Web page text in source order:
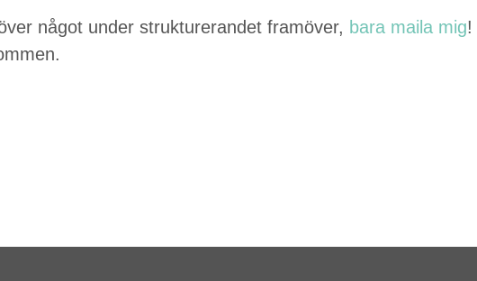
något under struk­tureran­det framöver, bara maila mig!